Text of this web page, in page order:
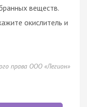
веществ.
окислитель и
права ООО «Легион»